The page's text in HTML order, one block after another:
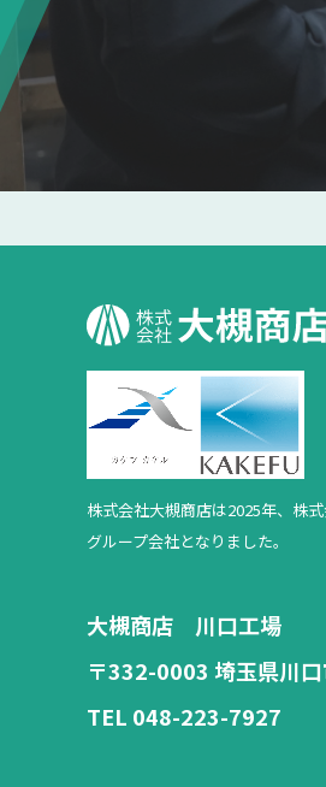
株式会社大槻商店は2025年、 株
グループ会社となりました。
大槻商店 川口工場
〒332-0003 埼玉県川
TEL 048-223-7927